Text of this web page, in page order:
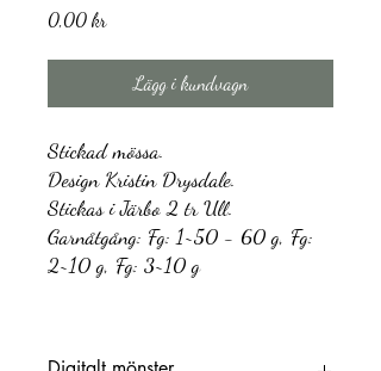
0,00 krPris
Lägg i kundvagn
Stickad mössa.
Design Kristin Drysdale.
Stickas i Järbo 2 tr Ull.
Garnåtgång: Fg: 1~50 - 60 g, Fg:
2~10 g, Fg: 3~10 g